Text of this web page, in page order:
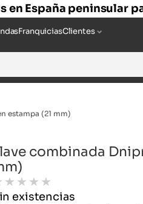
en España peninsular
FranquiciasClientes
estampa (21 mm)
combinada
★ ★ ★ ★
existencias